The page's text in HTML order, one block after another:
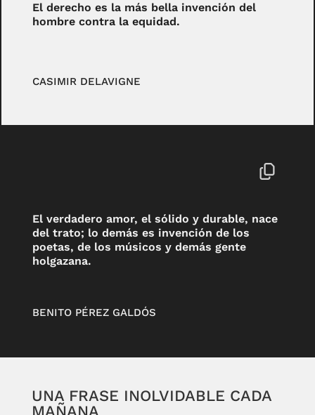
El derecho es la más bella invención del
hombre contra la equidad.
CASIMIR DELAVIGNE
El verdadero amor, el sólido y durable, nace
del trato; lo demás es invención de los
poetas, de los músicos y demás gente
holgazana.
BENITO PÉREZ GALDÓS
UNA FRASE INOLVIDABLE CADA
MAÑANA